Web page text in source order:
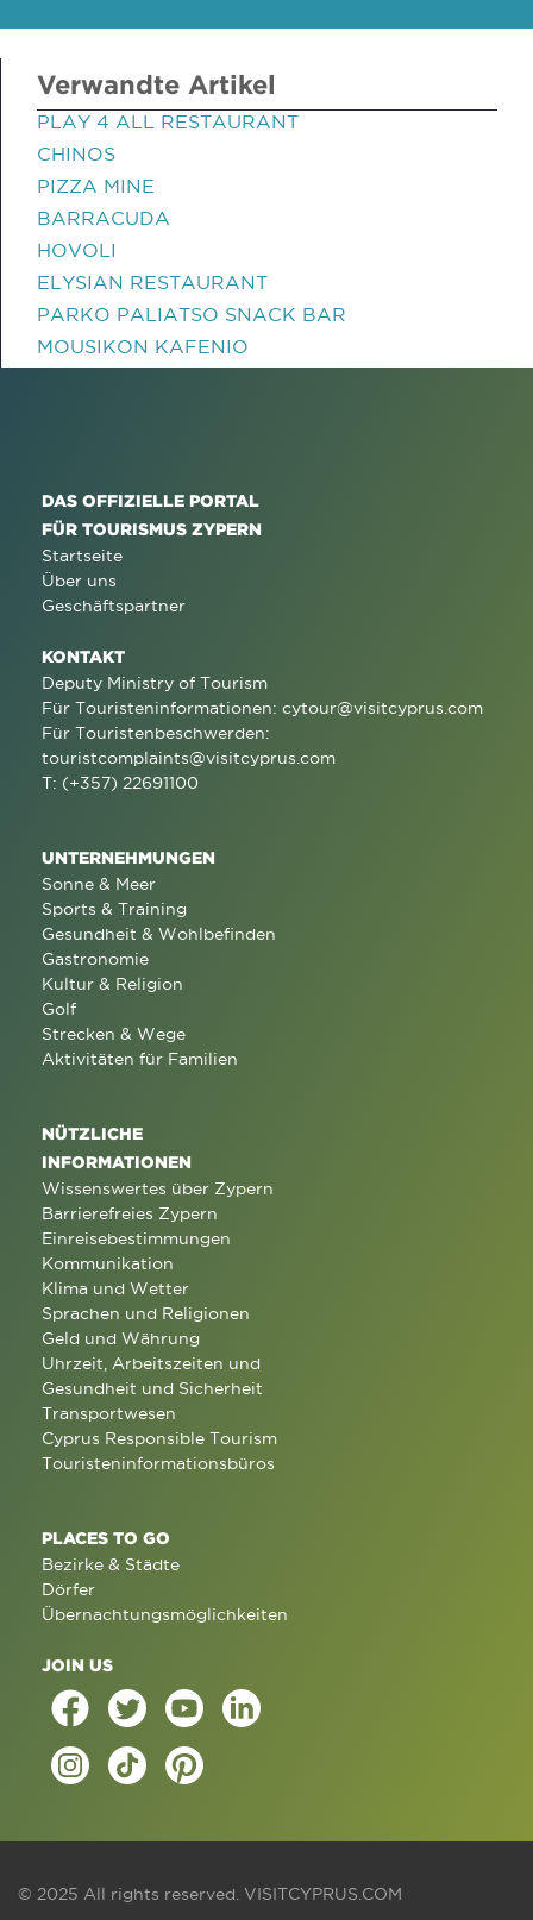
Verwandte Artikel
PLAY 4 ALL RESTAURANT
CHINOS
PIZZA MINE
BARRACUDA
HOVOLI
ELYSIAN RESTAURANT
PARKO PALIATSO SNACK BAR
MOUSIKON KAFENIO
DAS OFFIZIELLE PORTAL
FÜR TOURISMUS ZYPERN
Startseite
Über uns
Geschäftspartner
KONTAKT
Deputy Ministry of Tourism
Für Touristeninformationen: cytour@visitcyprus.com
Für Touristenbeschwerden:
touristcomplaints@visitcyprus.com
T: (+357) 22691100
UNTERNEHMUNGEN
Sonne & Meer
Sports & Training
Gesundheit & Wohlbefinden
Gastronomie
Kultur & Religion
Golf
Strecken & Wege
Aktivitäten für Familien
NÜTZLICHE
INFORMATIONEN
Wissenswertes über Zypern
Barrierefreies Zypern
Einreisebestimmungen
Kommunikation
Klima und Wetter
Sprachen und Religionen
Geld und Währung
Uhrzeit, Arbeitszeiten und
Gesundheit und Sicherheit
Transportwesen
Cyprus Responsible Tourism
Touristeninformationsbüros
PLACES TO GO
Bezirke & Städte
Dörfer
Übernachtungsmöglichkeiten
JOIN US
© 2025 All rights reserved. VISITCYPRUS.COM